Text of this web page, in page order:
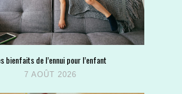
bienfaits de l’ennui pour l’enfant
7 AOÛT 2026